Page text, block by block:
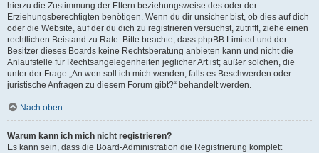
hierzu die Zustimmung der Eltern beziehungsweise des oder der
Erziehungsberechtigten benötigen. Wenn du dir unsicher bist, ob dies auf dich
oder die Website, auf der du dich zu registrieren versuchst, zutrifft, ziehe einen
rechtlichen Beistand zu Rate. Bitte beachte, dass phpBB Limited und der
Besitzer dieses Boards keine Rechtsberatung anbieten kann und nicht die
Anlaufstelle für Rechtsangelegenheiten jeglicher Art ist; außer solchen, die
unter der Frage „An wen soll ich mich wenden, falls es Beschwerden oder
juristische Anfragen zu diesem Forum gibt?“ behandelt werden.
Nach oben
Warum kann ich mich nicht registrieren?
Es kann sein, dass die Board-Administration die Registrierung komplett